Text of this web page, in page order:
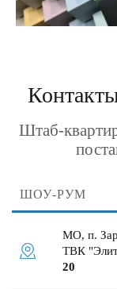
Штаб-
ШОУ-РУМ
МО, п.
ТВК
20